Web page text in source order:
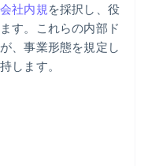
会社内規を採択し、役
す。これらの内部ド
、事業形態を規定し
します。